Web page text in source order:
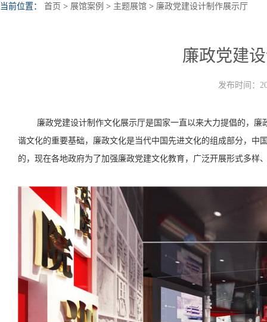
当前位置： 首页 > 展馆案例 > 主题展馆 > 廉政党建设计制作展示厅
廉政党建
发布时间：
廉政党建设计制作文化展示厅是国家一直以来大力提倡的，
谐文化的重要基础，廉政文化是当代中国先进文化的组成部分，
的，现在各地政府为了加强廉政党建文化教育，广泛开展形式多